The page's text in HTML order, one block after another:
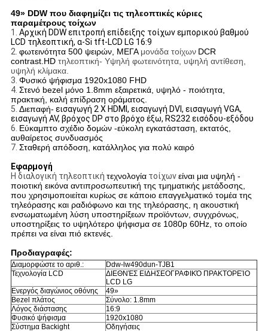
49» DDW που διαφημίζει τις τηλεοπτικές κύριες
παραμέτρους τοίχων
1. Αρχική DDW επιτροπή επίδειξης τοίχων εμπορικού βαθμού
LCD τηλεοπτική, α-Si tft-LCD LG 16:9
2. φωτεινότητα 500 ψειρών, ΜΕΓΑμονάδα τοίχων DCR
contrast.HDτηλεοπτική- Υψηλή φωτεινότητα, υψηλή αντίθεση,
υψηλή κλίμακα.
3. Φυσικό ψήφισμα 1920x1080 FHD
4. Στενό bezel μόνο 1.8mm εξαιρετικά, υψηλό - ποιότητα,
πρακτική, καλή επίδραση οράματος.
5. Διεπαφή- εισαγωγή 2 Χ HDMI, εισαγωγή DVI, εισαγωγή VGA,
εισαγωγή AV, βρόχος DP στο βρόχο έξω, RS232 εισόδου-εξόδου
6. Εύκαμπτο σχέδιο δομών -εύκολη εγκατάσταση, εκτατός,
αυθαίρετος συνδυασμός
7. Σταθερή απόδοση, κατάλληλος για πολύ καιρό
Εφαρμογή
Η διαλογική τηλεοπτική τεχνολογίατοίχωνείναι μια υψηλή -
ποιοτική εικόνα αντιπροσωπευτική της τμηματικής μετάδοσης,
που χρησιμοποιείται κυρίως σε κάποιο επαγγελματικό τομέα της
τηλεόρασης και ραδιόφωνο και της τηλεόρασης, η ακουστική
ενσωματωμένη λύση υποστηρίξεων προϊόντων, συγχρόνως,
υποστηρίξεις το υψηλότερο ψήφισμα σε 1080p 60Hz, το οποίο
πρέπει να είναι πιό εκτενές.
Προδιαγραφές:
Διαμορφώστε το αριθ.:
Ddw-lw490dun-TJB1
Τεχνολογία LCD
ΔΙΕΘΝΈΣ ΕΙΔΗΣΕΟΓΡΑΦΙΚΌ ΠΡΑΚΤΟΡΕΊΟ
LCD LG
Ενεργός διαγώνιος οθόνης
49»
Bezel πλάτος
Σύνολο: 1.8mm
Λόγος διάστασης
16:9
Φυσικό ψήφισμα
1920x1080
Σύστημα Backight
Οδηγήσεις